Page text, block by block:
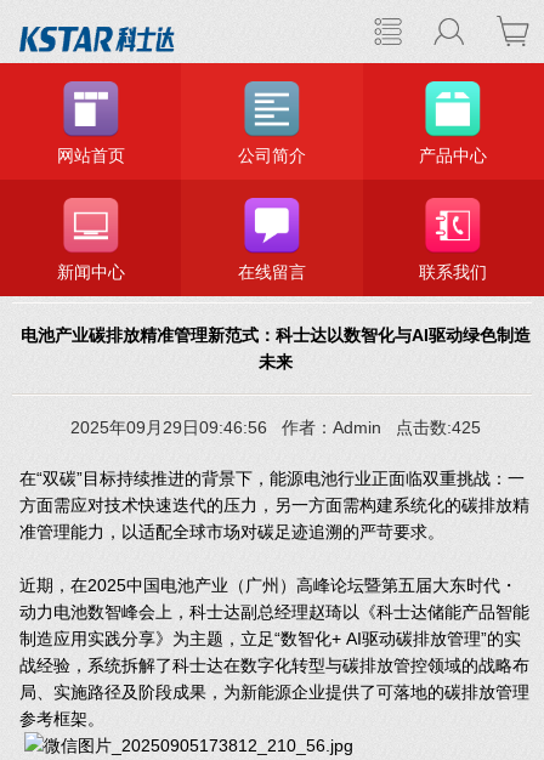
网站首页 公司简介 产品中心
新闻中心 在线留言 联系我们
电池产业碳排放精准管理新范式：科士达以数智化与AI驱动绿色制造
未来
2025年09月29日09:46:56 作者：Admin 点击数:425
在“双碳”目标持续推进的背景下，能源电池行业正面临双重挑战：一
方面需应对技术快速迭代的压力，另一方面需构建系统化的碳排放精
准管理能力，以适配全球市场对碳足迹追溯的严苛要求。
近期，在2025中国电池产业（广州）高峰论坛暨第五届大东时代・
动力电池数智峰会上，科士达副总经理赵琦以《科士达储能产品智能
制造应用实践分享》为主题，立足“数智化+ AI驱动碳排放管理”的实
战经验，系统拆解了科士达在数字化转型与碳排放管控领域的战略布
局、实施路径及阶段成果，为新能源企业提供了可落地的碳排放管理
参考框架。